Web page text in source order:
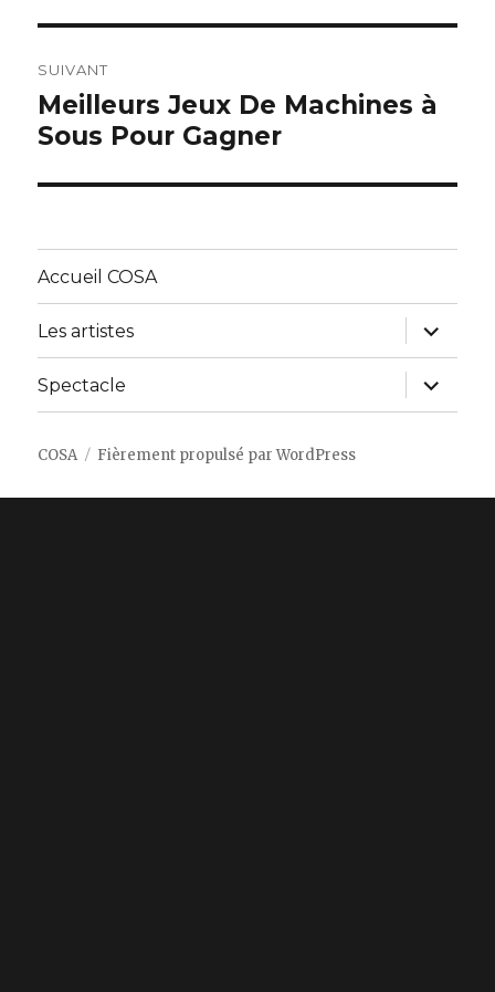
SUIVANT
Article
suivant :
Meilleurs Jeux De Machines à
Sous Pour Gagner
Accueil COSA
Les artistes
ouvrir
le
sous-
menu
Spectacle
ouvrir
le
sous-
COSA Fièrement propulsé par WordPress